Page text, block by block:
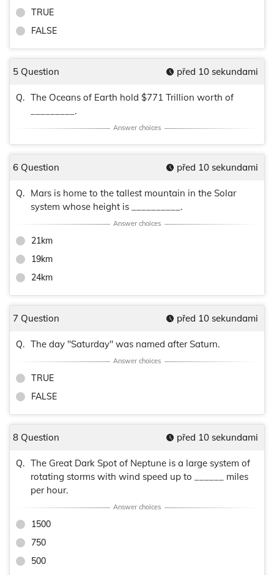
TRUE
FALSE
5 Question před 10 sekundami
Q. The Oceans of Earth hold $771 Trillion worth of
_________.
6 Question před 10 sekundami
Q.
Mars is home to the tallest mountain in the Solar
system whose height is __________.
21km
19km
24km
7 Question před 10 sekundami
Q. The day "Saturday" was named after Saturn.
TRUE
FALSE
8 Question před 10 sekundami
Q. The Great Dark Spot of Neptune is a large system of
rotating storms with wind speed up to ______ miles
per hour.
1500
750
500